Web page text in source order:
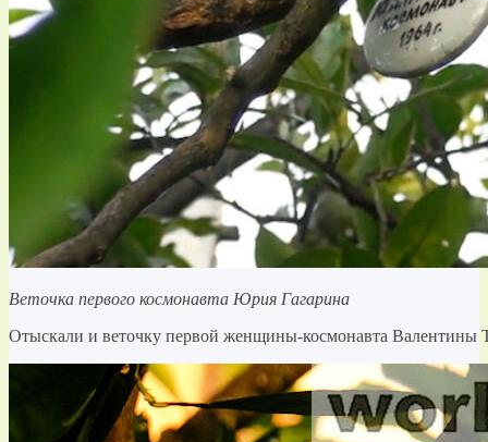
Веточка первого космонавта Юрия Гагарина
Отыскали и веточку первой женщины-космонавта Валентины